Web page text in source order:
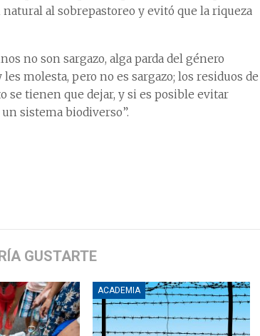
al sobrepastoreo y evitó que la riqueza
no son sargazo, alga parda del género
molesta, pero no es sargazo; los residuos de
se tienen que dejar, y si es posible evitar
sistema biodiverso”.
GUSTARTE
ACADEMIA